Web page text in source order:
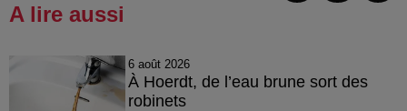
A lire aussi
6 août 2026
À Hoerdt, de l’eau brune sort des
robinets